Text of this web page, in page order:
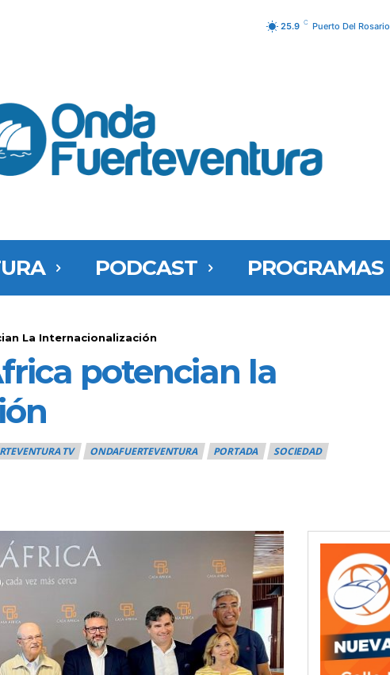
25.9 C Puerto Del Rosario
PODCAST PROGRAMAS
La Internacionalización
potencian la
TV ONDAFUERTEVENTURA PORTADA SOCIEDAD